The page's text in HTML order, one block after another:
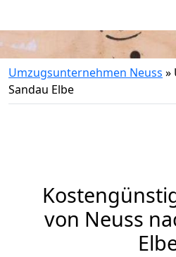
Umzugsunternehmen Neuss »
Sandau Elbe
von Neuss